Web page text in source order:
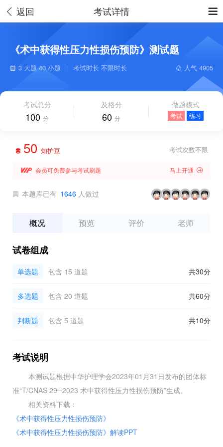
 返回 
考试详情
《术中获得性压力性损伤预防》测试题
 人气 4905
 3 大题 40 小题 | 考试时长 不限时长
考试总分
100 分
及格分
60 分
做题模式
考试 练习
考试次数不限
 50 知护豆
马上开通 
 会员可免费参与考试刷题
 本题库已有 1646 人做过
概况 预览 评价 老师
试卷组成
单选题 包含 15 道题 共30分
多选题 包含 20 道题 共60分
判断题 包含 5 道题 共10分
考试说明
本测试题根据中华护理学会2023年01月31日发布的团体标
准“T/CNAS 29─2023 术中获得性压力性损伤预防”生成。
相关资料下载：
《术中获得性压力性损伤预防》
《术中获得性压力性损伤预防》解读PPT